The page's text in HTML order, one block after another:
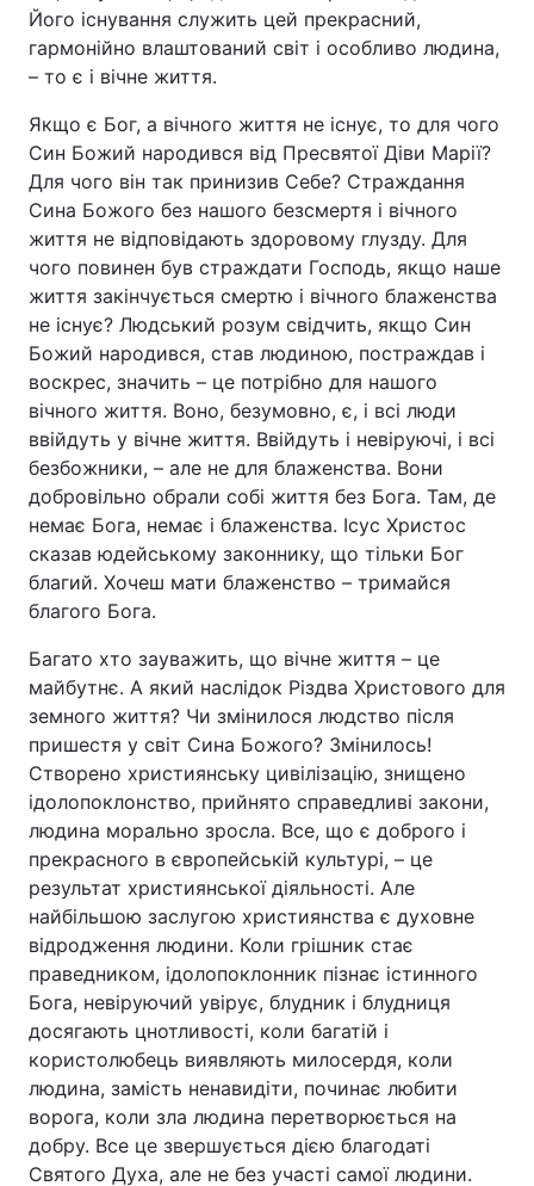
Його існування служить цей прекрасний,
гармонійно влаштований світ і особливо людина,
– то є і вічне життя.
Якщо є Бог, а вічного життя не існує, то для чого
Син Божий народився від Пресвятої Діви Марії?
Для чого він так принизив Себе? Страждання
Сина Божого без нашого безсмертя і вічного
життя не відповідають здоровому глузду. Для
чого повинен був страждати Господь, якщо наше
життя закінчується смертю і вічного блаженства
не існує? Людський розум свідчить, якщо Син
Божий народився, став людиною, постраждав і
воскрес, значить – це потрібно для нашого
вічного життя. Воно, безумовно, є, і всі люди
ввійдуть у вічне життя. Ввійдуть і невіруючі, і всі
безбожники, – але не для блаженства. Вони
добровільно обрали собі життя без Бога. Там, де
немає Бога, немає і блаженства. Ісус Христос
сказав юдейському законнику, що тільки Бог
благий. Хочеш мати блаженство – тримайся
благого Бога.
Багато хто зауважить, що вічне життя – це
майбутнє. А який наслідок Різдва Христового для
земного життя? Чи змінилося людство після
пришестя у світ Сина Божого? Змінилось!
Створено християнську цивілізацію, знищено
ідолопоклонство, прийнято справедливі закони,
людина морально зросла. Все, що є доброго і
прекрасного в європейській культурі, – це
результат християнської діяльності. Але
найбільшою заслугою християнства є духовне
відродження людини. Коли грішник стає
праведником, ідолопоклонник пізнає істинного
Бога, невіруючий увірує, блудник і блудниця
досягають цнотливості, коли багатій і
користолюбець виявляють милосердя, коли
людина, замість ненавидіти, починає любити
ворога, коли зла людина перетворюється на
добру. Все це звершується дією благодаті
Святого Духа, але не без участі самої людини.